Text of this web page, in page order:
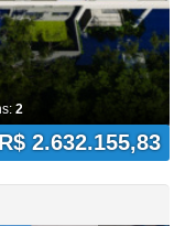
2
2.632.155,83